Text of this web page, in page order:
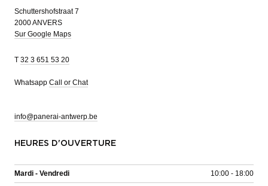
Schuttershofstraat 7
2000 ANVERS
Sur Google Maps
T 32 3 651 53 20
Whatsapp Call or Chat
info@panerai-antwerp.be
HEURES D'OUVERTURE
Mardi - Vendredi 10:00 - 18:00